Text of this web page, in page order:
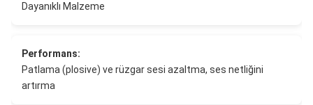
Dayanıklı Malzeme
Performans:
Patlama (plosive) ve rüzgar sesi azaltma, ses netliğini
artırma